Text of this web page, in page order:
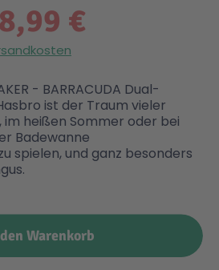
8,99 €
- BARRACUDA Dual-
ist der Traum vieler
im heißen Sommer oder bei
Badewanne
spielen, und ganz besonders
Warenkorb